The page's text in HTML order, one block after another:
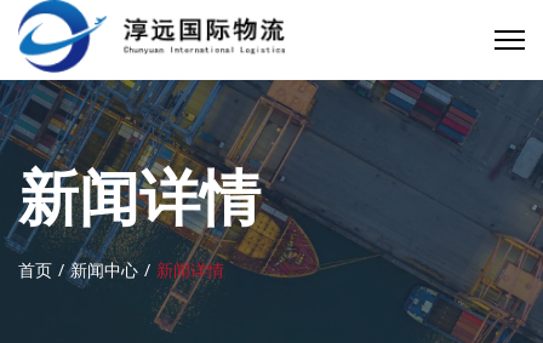
新闻详情
首页 新闻中心 新闻详情